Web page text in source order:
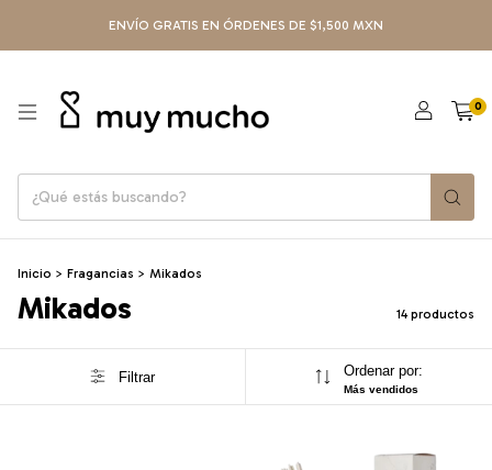
ENVÍO GRATIS EN ÓRDENES DE $1,500 MXN
0
Inicio > Fragancias > Mikados
Mikados 14 productos
Filtrar Ordenar por:
Más vendidos